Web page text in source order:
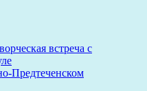
встреча с
Предтеченском